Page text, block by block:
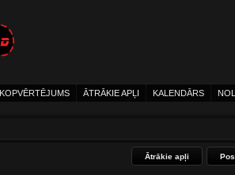
KOPVĒRTĒJUMS ĀTRĀKIE APĻI KALENDĀRS
Ātrākie apļi